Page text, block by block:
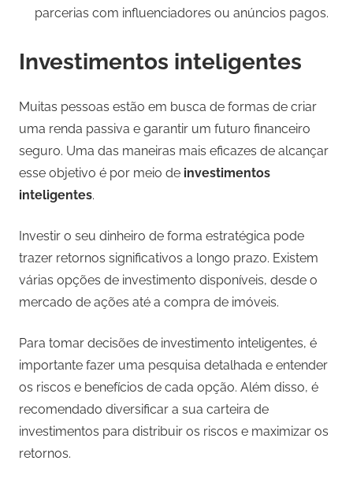
parcerias com influenciadores ou anúncios pagos.
Investimentos inteligentes
Muitas pessoas estão em busca de formas de criar
uma renda passiva e garantir um futuro financeiro
seguro. Uma das maneiras mais eficazes de alcançar
esse objetivo é por meio de investimentos
inteligentes.
Investir o seu dinheiro de forma estratégica pode
trazer retornos significativos a longo prazo. Existem
várias opções de investimento disponíveis, desde o
mercado de ações até a compra de imóveis.
Para tomar decisões de investimento inteligentes, é
importante fazer uma pesquisa detalhada e entender
os riscos e benefícios de cada opção. Além disso, é
recomendado diversificar a sua carteira de
investimentos para distribuir os riscos e maximizar os
retornos.